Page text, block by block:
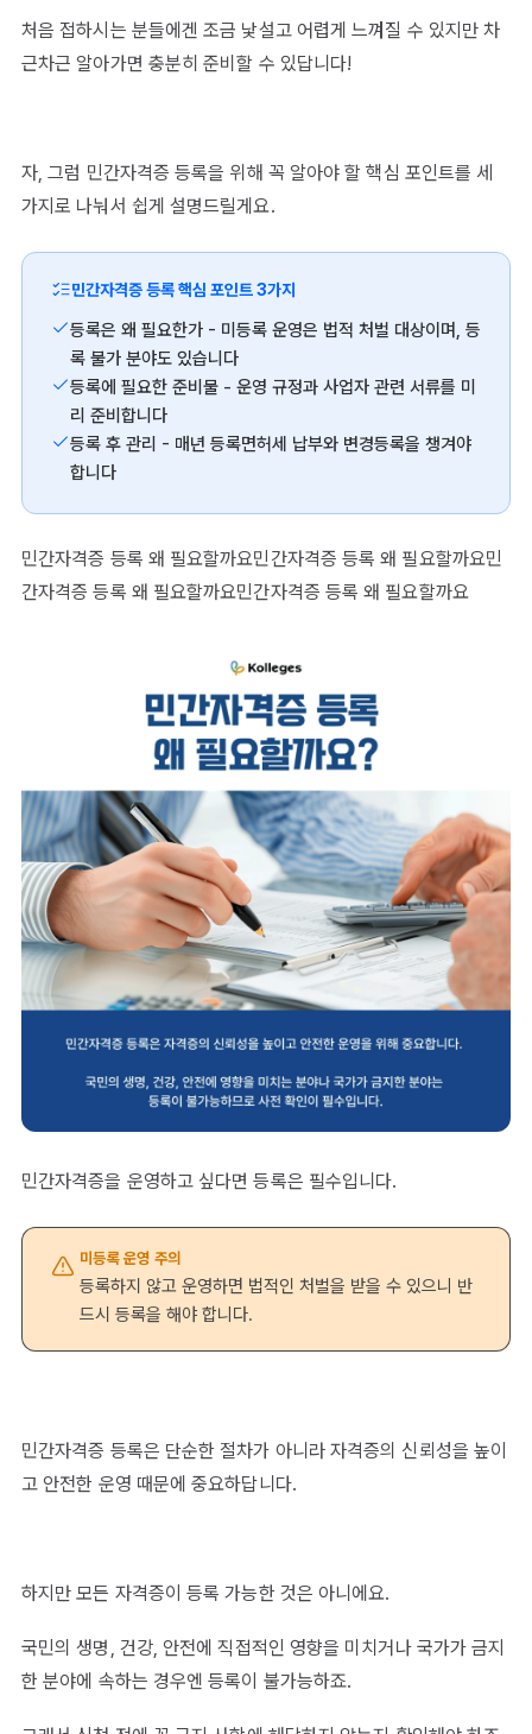
처음 접하시는 분들에겐 조금 낯설고 어렵게 느껴질 수 있지만 차
근차근 알아가면 충분히 준비할 수 있답니다!
자, 그럼 민간자격증 등록을 위해 꼭 알아야 할 핵심 포인트를 세
가지로 나눠서 쉽게 설명드릴게요.
민간자격증 등록 핵심 포인트 3가지
등록은 왜 필요한가 - 미등록 운영은 법적 처벌 대상이며, 등
록 불가 분야도 있습니다
등록에 필요한 준비물 - 운영 규정과 사업자 관련 서류를 미
리 준비합니다
등록 후 관리 - 매년 등록면허세 납부와 변경등록을 챙겨야
합니다
민간자격증 등록 왜 필요할까요민간자격증 등록 왜 필요할까요민
간자격증 등록 왜 필요할까요민간자격증 등록 왜 필요할까요
민간자격증을 운영하고 싶다면 등록은 필수입니다.
미등록 운영 주의
등록하지 않고 운영하면 법적인 처벌을 받을 수 있으니 반
드시 등록을 해야 합니다.
민간자격증 등록은 단순한 절차가 아니라 자격증의 신뢰성을 높이
고 안전한 운영 때문에 중요하답니다.
하지만 모든 자격증이 등록 가능한 것은 아니에요.
국민의 생명, 건강, 안전에 직접적인 영향을 미치거나 국가가 금지
한 분야에 속하는 경우엔 등록이 불가능하죠.